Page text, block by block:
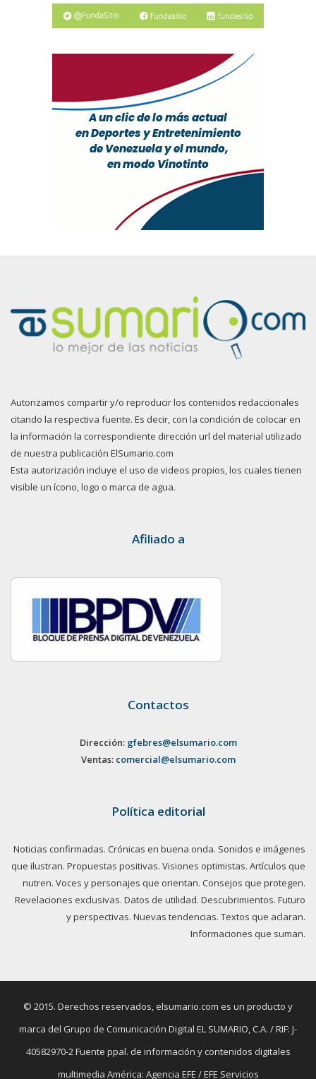
Autorizamos compartir y/o reproducir los contenidos redaccionales
citando la respectiva fuente. Es decir, con la condición de colocar en
la información la correspondiente dirección url del material utilizado
de nuestra publicación ElSumario.com
Esta autorización incluye el uso de videos propios, los cuales tienen
visible un ícono, logo o marca de agua.
Afiliado a
Contactos
Dirección: gfebres@elsumario.com
Ventas: comercial@elsumario.com
Política editorial
Noticias confirmadas. Crónicas en buena onda. Sonidos e imágenes
que ilustran. Propuestas positivas. Visiones optimistas. Artículos que
nutren. Voces y personajes que orientan. Consejos que protegen.
Revelaciones exclusivas. Datos de utilidad. Descubrimientos. Futuro
y perspectivas. Nuevas tendencias. Textos que aclaran.
Informaciones que suman.
© 2015. Derechos reservados, elsumario.com es un producto y
marca del Grupo de Comunicación Digital EL SUMARIO, C.A. / RIF: J-
40582970-2 Fuente ppal. de información y contenidos digitales
multimedia América: Agencia EFE / EFE Servicios